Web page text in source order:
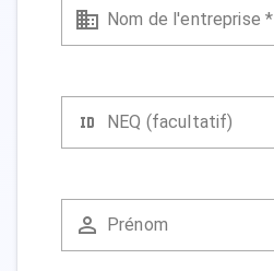
Nom de l'entreprise *
NEQ (facultatif)
Prénom